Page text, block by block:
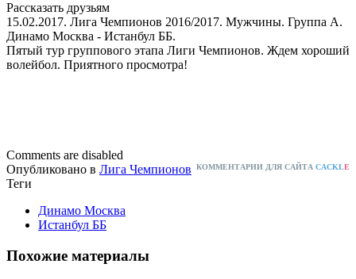
Рассказать друзьям
15.02.2017. Лига Чемпионов 2016/2017. Мужчины. Группа A.
Динамо Москва - Истанбул ББ.
Пятый тур группового этапа Лиги Чемпионов. Ждем хороший
волейбол. Приятного просмотра!
Comments are disabled
КОММЕНТАРИИ ДЛЯ САЙТА CACKLE
Опубликовано в Лига Чемпионов
Теги
Динамо Москва
Истанбул ББ
Похожие материалы